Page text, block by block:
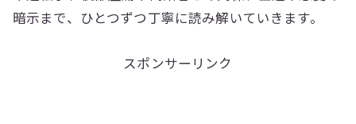
暗示まで、ひとつずつ丁寧に読み解いていきます。
スポンサーリンク